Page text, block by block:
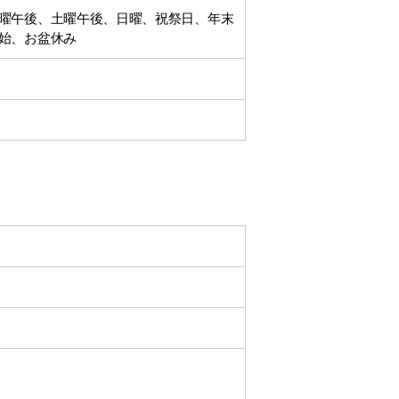
午後、土曜午後、日曜、祝祭日、年末
、お盆休み